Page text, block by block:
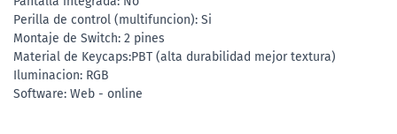
Perilla de control (multifuncion): Si
Montaje de Switch: 2 pines
Material de Keycaps:PBT (alta durabilidad mejor textura)
Iluminacion: RGB
Software: Web - online